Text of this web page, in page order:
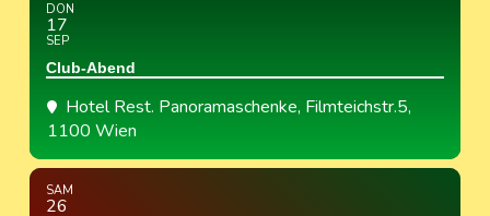
DON
17
SEP
Club-Abend
Hotel Rest. Panoramaschenke, Filmteichstr.5,
1100 Wien
SAM
26